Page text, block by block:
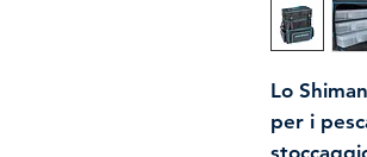
Lo
per i